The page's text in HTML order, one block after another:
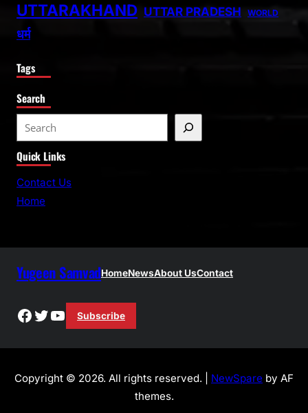
UTTARAKHAND UTTAR PRADESH WORLD
धर्म
Tags
Search
e
a
r
Quick Links
Contact Us
Home
Yugeen SamvadHomeNewsAbout UsContact
Facebook
Twitter
YouTube
Subscribe
Copyright © 2026. All rights reserved. | NewSpare by AF
themes.